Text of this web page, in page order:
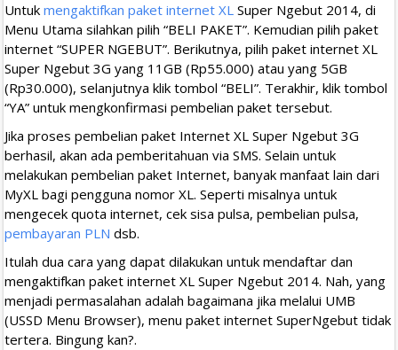
Untuk mengaktifkan paket internet XL Super Ngebut 2014, di
Menu Utama silahkan pilih “BELI PAKET”. Kemudian pilih paket
internet “SUPER NGEBUT”. Berikutnya, pilih paket internet XL
Super Ngebut 3G yang 11GB (Rp55.000) atau yang 5GB
(Rp30.000), selanjutnya klik tombol “BELI”. Terakhir, klik tombol
“YA” untuk mengkonfirmasi pembelian paket tersebut.
Jika proses pembelian paket Internet XL Super Ngebut 3G
berhasil, akan ada pemberitahuan via SMS. Selain untuk
melakukan pembelian paket Internet, banyak manfaat lain dari
MyXL bagi pengguna nomor XL. Seperti misalnya untuk
mengecek quota internet, cek sisa pulsa, pembelian pulsa,
pembayaran PLN dsb.
Itulah dua cara yang dapat dilakukan untuk mendaftar dan
mengaktifkan paket internet XL Super Ngebut 2014. Nah, yang
menjadi permasalahan adalah bagaimana jika melalui UMB
(USSD Menu Browser), menu paket internet SuperNgebut tidak
tertera. Bingung kan?.